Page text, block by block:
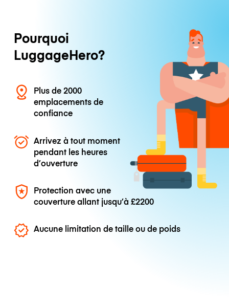
Pourquoi
LuggageHero?
Plus de 2000
emplacements de
confiance
Arrivez à tout moment
pendant les heures
d’ouverture
Protection avec une
couverture allant jusqu’à£2200
Aucune limitation de taille ou de poids